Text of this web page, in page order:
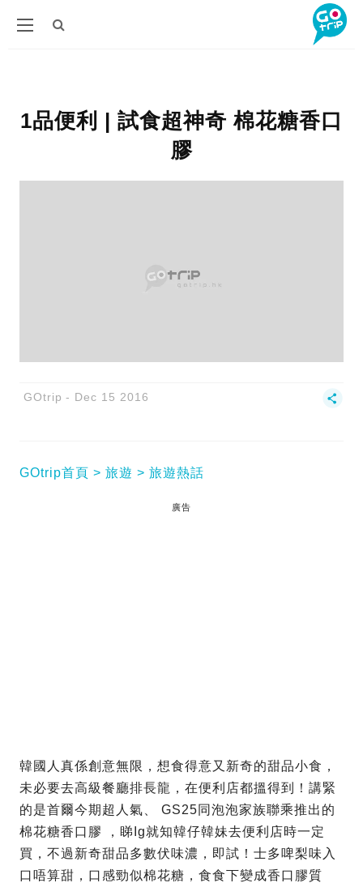
1品便利 | 試食超神奇 棉花糖香口
膠
GOtrip Dec 15 2016
GOtrip首頁 旅遊 旅遊熱話
廣告
韓國人真係創意無限，想食得意又新奇的甜品小食，
未必要去高級餐廳排長龍，在便利店都搵得到！講緊
的是首爾今期超人氣、 GS25同泡泡家族聯乘推出的
棉花糖香口膠 ，睇Ig就知韓仔韓妹去便利店時一定
買，不過新奇甜品多數伏味濃，即試！士多啤梨味入
口唔算甜，口感勁似棉花糖，食食下變成香口膠質